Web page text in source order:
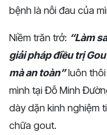
bệnh là nỗi đau của
Niềm trăn trở: “Làm
giải pháp điều trị
mà an toàn”luôn thôi
mình tại Đỗ Minh
dày dặn kinh nghiệm
chữa gout.